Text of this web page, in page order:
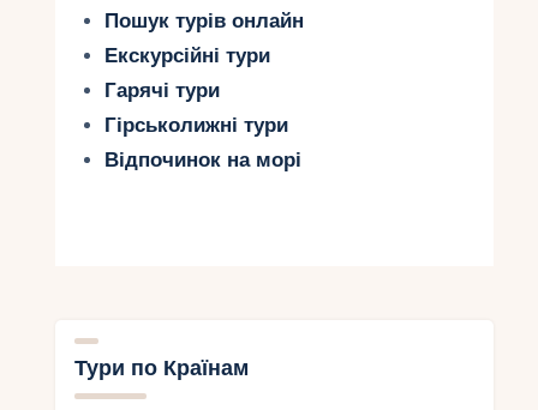
Пошук турів онлайн
Екскурсійні тури
Гарячі тури
Гірськолижні тури
Відпочинок на морі
Тури по Країнам